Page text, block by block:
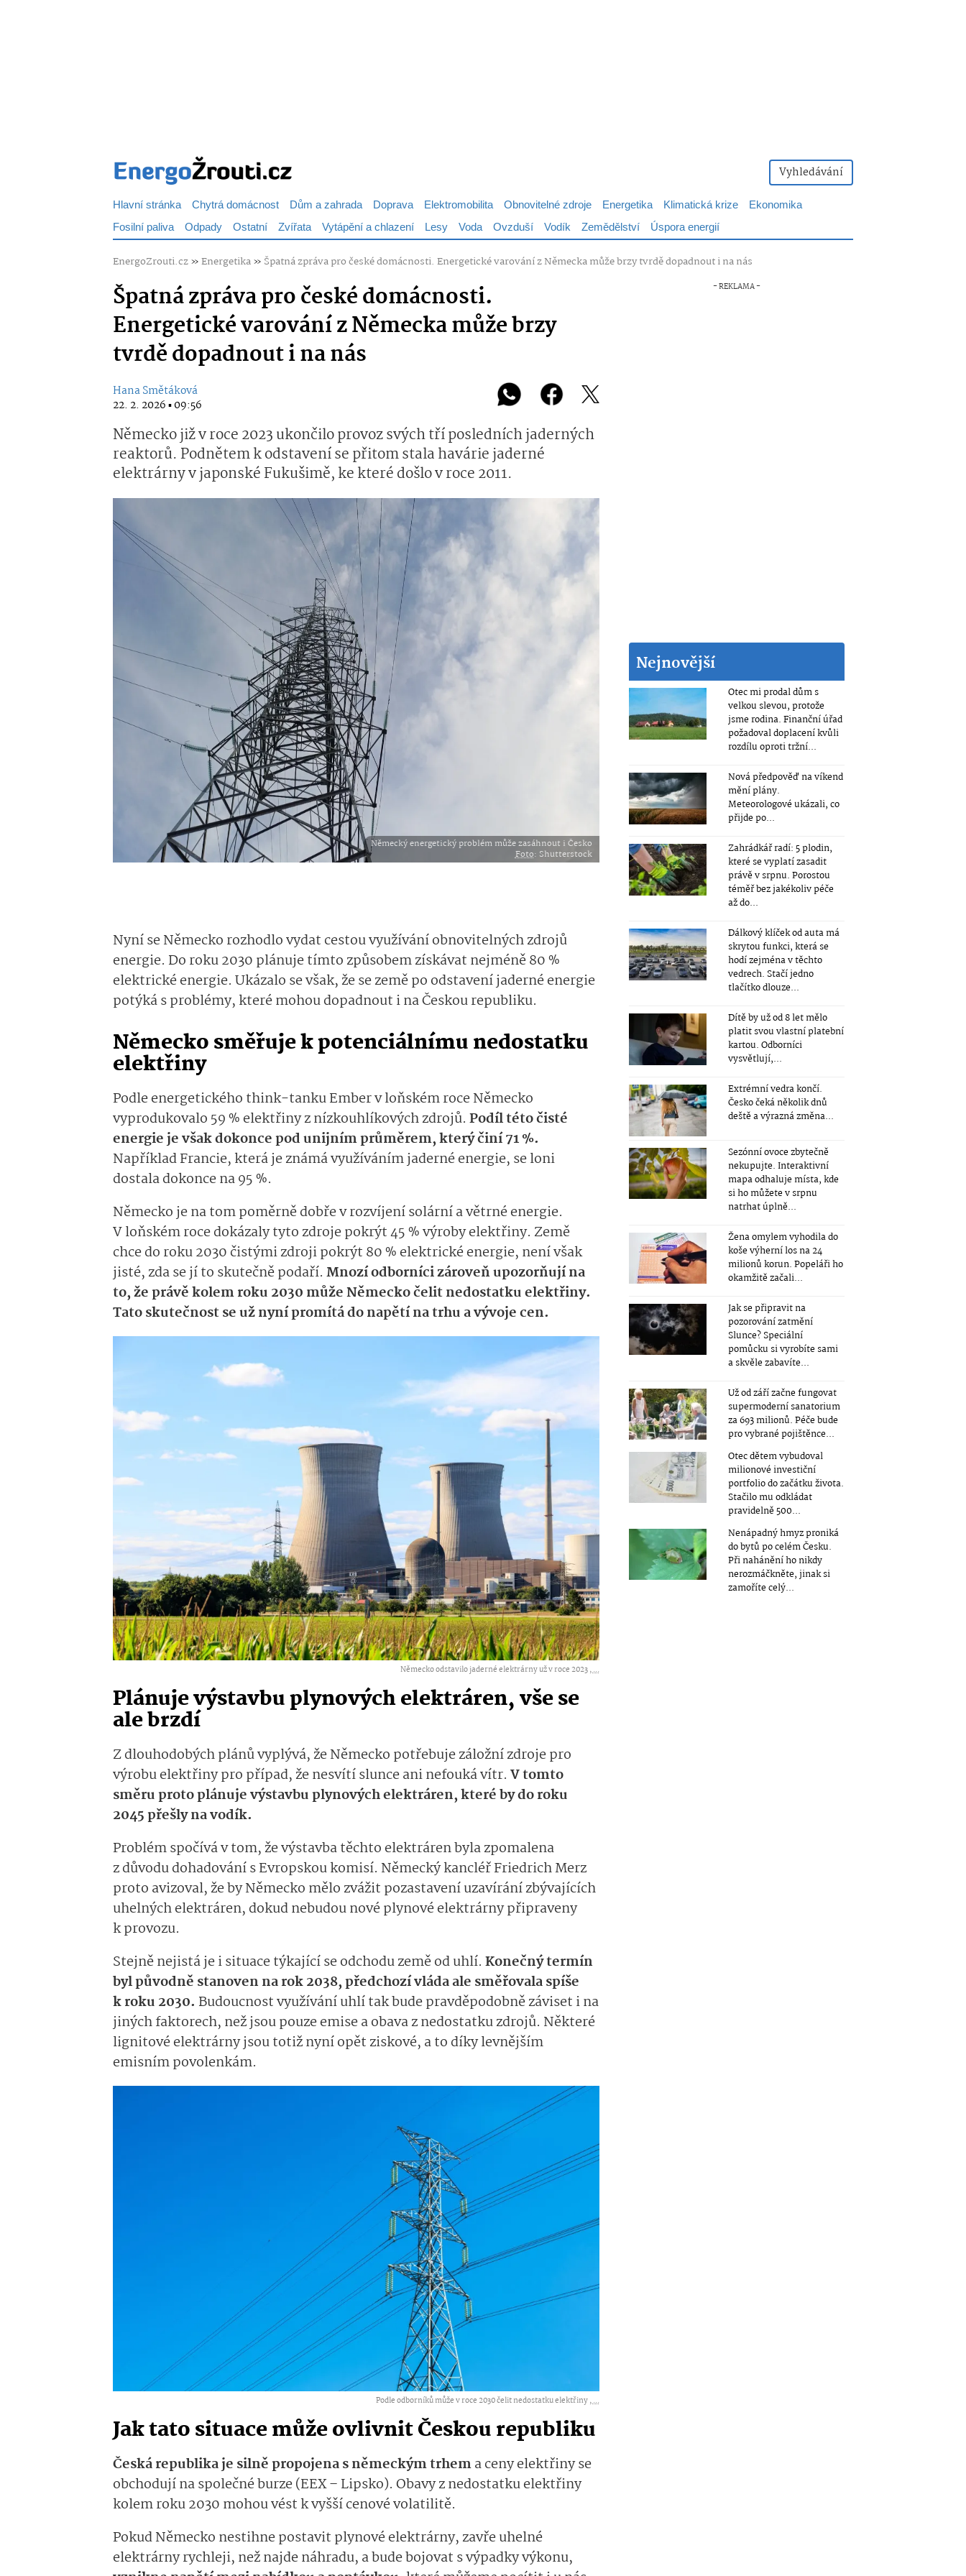
Vyhledávání
Hlavní stránka Chytrá domácnost Dům a zahrada Doprava Elektromobilita Obnovitelné zdroje Energetika Klimatická krize
Ekonomika
Fosilní paliva Odpady Ostatní Zvířata Vytápění a chlazení Lesy Voda Ovzduší Vodík Zemědělství Úspora energií
EnergoZrouti.cz»Energetika» Špatná zpráva pro české domácnosti. Energetické varování z Německa může brzy tvrdě dopadnout i na nás
Špatná zpráva pro české domácnosti.
Energetické varování z Německa může brzy
tvrdě dopadnout i na nás
Hana Smětáková
22. 2. 2026 ▪ 09:56
Německo již v roce 2023 ukončilo provoz svých tří posledních jaderných
reaktorů. Podnětem k odstavení se přitom stala havárie jaderné
elektrárny v japonské Fukušimě, ke které došlo v roce 2011.
Německý energetický problém může zasáhnout i Česko
Foto: Shutterstock
Nyní se Německo rozhodlo vydat cestou využívání obnovitelných zdrojů
energie. Do roku 2030 plánuje tímto způsobem získávat nejméně 80 %
elektrické energie. Ukázalo se však, že se země po odstavení jaderné energie
potýká s problémy, které mohou dopadnout i na Českou republiku.
Německo směřuje k potenciálnímu nedostatku
elektřiny
Podle energetického think-tanku Ember v loňském roce Německo
vyprodukovalo 59 % elektřiny z nízkouhlíkových zdrojů. Podíl této čisté
energie je však dokonce pod unijním průměrem, který činí 71 %.
Například Francie, která je známá využíváním jaderné energie, se loni
dostala dokonce na 95 %.
Německo je na tom poměrně dobře v rozvíjení solární a větrné energie.
V loňském roce dokázaly tyto zdroje pokrýt 45 % výroby elektřiny. Země
chce do roku 2030 čistými zdroji pokrýt 80 % elektrické energie, není však
jisté, zda se jí to skutečně podaří. Mnozí odborníci zároveň upozorňují na
to, že právě kolem roku 2030 může Německo čelit nedostatku elektřiny.
Tato skutečnost se už nyní promítá do napětí na trhu a vývoje cen.
Německo odstavilo jaderné elektrárny už v roce 2023 ,...
Plánuje výstavbu plynových elektráren, vše se
ale brzdí
Z dlouhodobých plánů vyplývá, že Německo potřebuje záložní zdroje pro
výrobu elektřiny pro případ, že nesvítí slunce ani nefouká vítr. V tomto
směru proto plánuje výstavbu plynových elektráren, které by do roku
2045 přešly na vodík.
Problém spočívá v tom, že výstavba těchto elektráren byla zpomalena
z důvodu dohadování s Evropskou komisí. Německý kancléř Friedrich Merz
proto avizoval, že by Německo mělo zvážit pozastavení uzavírání zbývajících
uhelných elektráren, dokud nebudou nové plynové elektrárny připraveny
k provozu.
Stejně nejistá je i situace týkající se odchodu země od uhlí. Konečný termín
byl původně stanoven na rok 2038, předchozí vláda ale směřovala spíše
k roku 2030. Budoucnost využívání uhlí tak bude pravděpodobně záviset i na
jiných faktorech, než jsou pouze emise a obava z nedostatku zdrojů. Některé
lignitové elektrárny jsou totiž nyní opět ziskové, a to díky levnějším
emisním povolenkám.
Podle odborníků může v roce 2030 čelit nedostatku elektřiny ,...
Jak tato situace může ovlivnit Českou republiku
Česká republika je silně propojena s německým trhema ceny elektřiny se
obchodují na společné burze (EEX – Lipsko). Obavy z nedostatku elektřiny
kolem roku 2030 mohou vést k vyšší cenové volatilitě.
Pokud Německo nestihne postavit plynové elektrárny, zavře uhelné
elektrárny rychleji, než najde náhradu, a bude bojovat s výpadky výkonu,
Nejnovější
Otec mi prodal dům s
velkou slevou, protože
jsme rodina. Finanční úřad
požadoval doplacení kvůli
rozdílu oproti tržní...
Nová předpověď na víkend
mění plány.
Meteorologové ukázali, co
přijde po...
Zahrádkář radí: 5 plodin,
které se vyplatí zasadit
právě v srpnu. Porostou
téměř bez jakékoliv péče
až do...
Dálkový klíček od auta má
skrytou funkci, která se
hodí zejména v těchto
vedrech. Stačí jedno
tlačítko dlouze...
Dítě by už od 8 let mělo
platit svou vlastní platební
kartou. Odborníci
vysvětlují,...
Extrémní vedra končí.
Česko čeká několik dnů
deště a výrazná změna...
Sezónní ovoce zbytečně
nekupujte. Interaktivní
mapa odhaluje místa, kde
si ho můžete v srpnu
natrhat úplně...
Žena omylem vyhodila do
koše výherní los na 24
milionů korun. Popeláři ho
okamžitě začali...
Jak se připravit na
pozorování zatmění
Slunce? Speciální
pomůcku si vyrobíte sami
a skvěle zabavíte...
Už od září začne fungovat
supermoderní sanatorium
za 693 milionů. Péče bude
pro vybrané pojištěnce...
Otec dětem vybudoval
milionové investiční
portfolio do začátku života.
Stačilo mu odkládat
pravidelně 500...
Nenápadný hmyz proniká
do bytů po celém Česku.
Při nahánění ho nikdy
nerozmáčkněte, jinak si
zamoříte celý...